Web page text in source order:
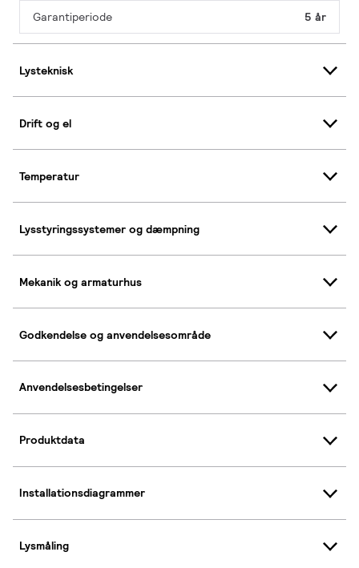
Garantiperiode 5 år
Lysteknisk
Drift og el
Temperatur
Lysstyringssystemer og dæmpning
Mekanik og armaturhus
Godkendelse og anvendelsesområde
Anvendelsesbetingelser
Produktdata
Installationsdiagrammer
Lysmåling